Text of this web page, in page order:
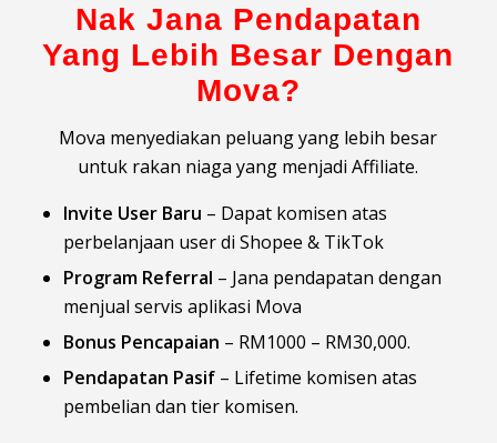
Nak Jana Pendapatan
Yang Lebih Besar Dengan
Mova?
Mova menyediakan peluang yang lebih besar
untuk rakan niaga yang menjadi Affiliate.
Invite User Baru – Dapat komisen atas
perbelanjaan user di Shopee & TikTok
Program Referral – Jana pendapatan dengan
menjual servis aplikasi Mova
Bonus Pencapaian – RM1000 – RM30,000.
Pendapatan Pasif– Lifetime komisen atas
pembelian dan tier komisen.